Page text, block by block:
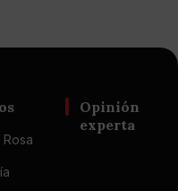
Opinión
experta